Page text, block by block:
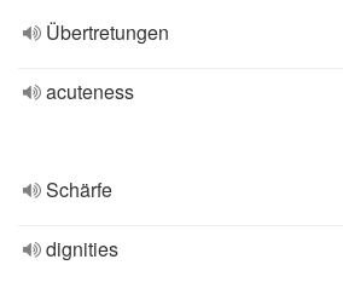
Übertretungen
acuteness
Schärfe
dignities